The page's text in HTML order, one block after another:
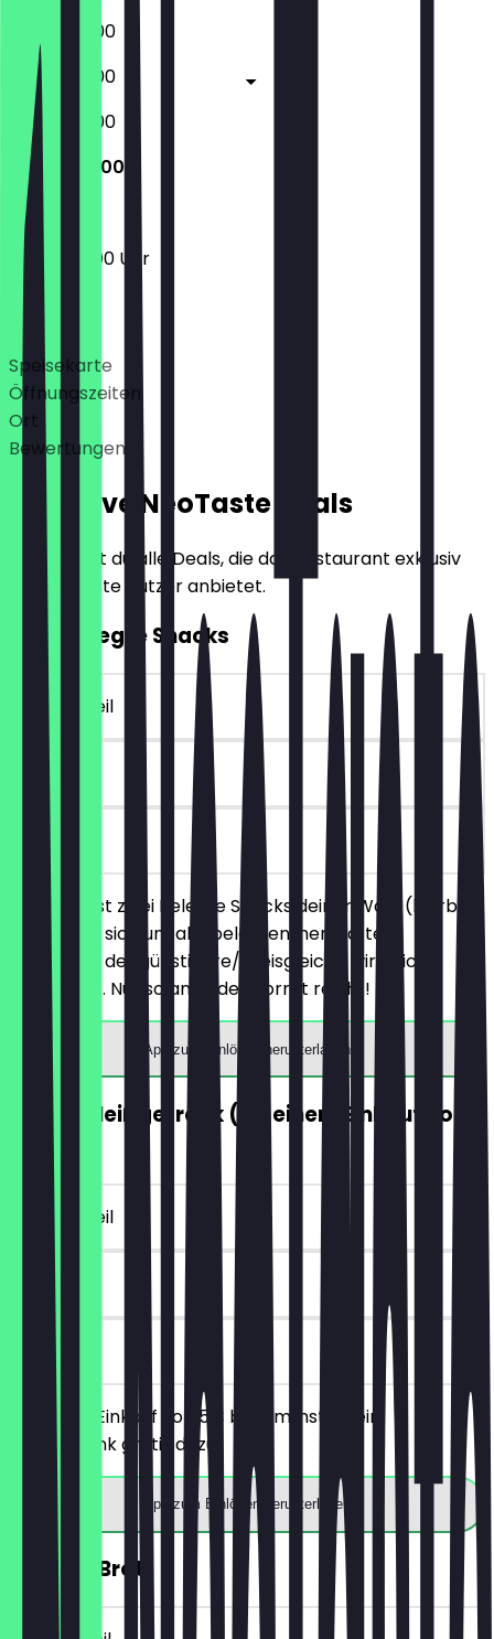
05:30 - 18:00
05:30 - 18:00
05:30 - 01:00
06:30 - 12:00
06:30 - 12:00 Uhr
Deals
Speisekarte
Öffnungszeiten
Ort
Bewertungen
Exklusive NeoTaste Deals
Hier findest du alle Deals, die das Restaurant exklusiv
für NeoTaste Nutzer anbietet.
2für1 Belegte Snacks
~4 € Vorteil
30 Tage
vor Ort
Du bestellst zwei Belegte Snacks deiner Wahl (hierbei
handelt es sich um alle belegten, herzhaften
Produkte), der günstigere/preisgleiche wird nicht
berechnet. Nur solange der Vorrat reicht!
App zum Einlösen herunterladen
GRATIS Heißgetränk (ab einem Einkauf von
~4 € Vorteil
7 Tage
vor Ort
Ab einem Einkauf von 5€ bekommst du ein
Heißgetränk gratis dazu.
App zum Einlösen herunterladen
30% auf Brot